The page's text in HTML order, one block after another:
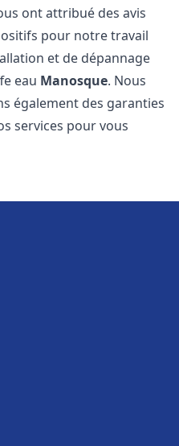
ont attribué des avis
pour notre travail
et de dépannage
eau Manosque. Nous
également des garanties
services pour vous